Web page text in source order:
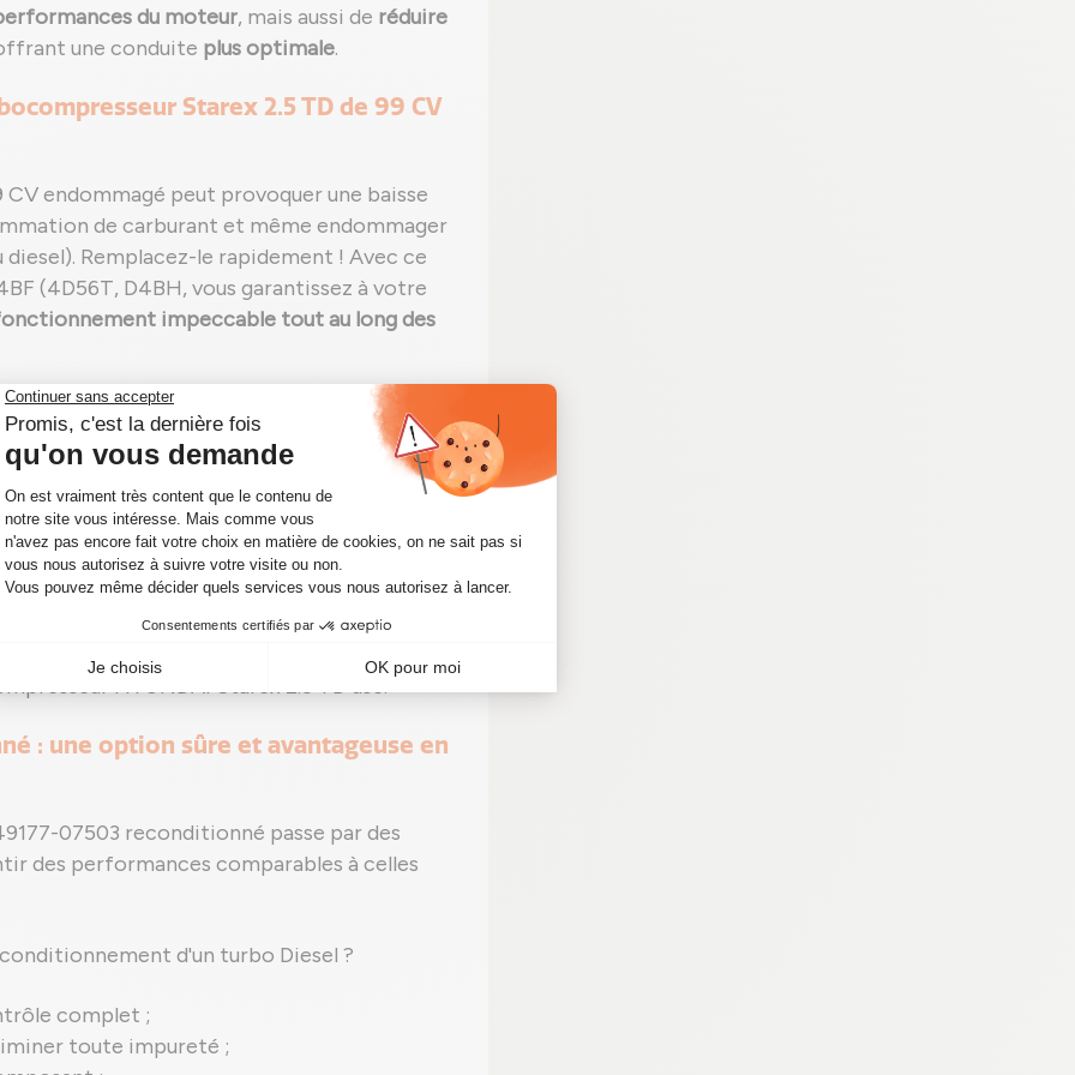
du moteur, mais aussi de réduire
une conduite plus optimale.
Starex 2.5 TD de 99 CV
endommagé peut provoquer une baisse
de carburant et même endommager
Remplacez-le rapidement ! Avec ce
(4D56T, D4BH, vous garantissez à votre
impeccable tout au long des
99 CV 49177-07503 HS :
;
;
et/ou bruit inhabituel ;
sans trace apparente ;
apparaître, comme le P0299 signalant une
HYUNDAI Starex 2.5 TD usé.
: une option sûre et avantageuse en
07503 reconditionné passe par des
des performances comparables à celles
d'un turbo Diesel ?
complet ;
toute impureté ;